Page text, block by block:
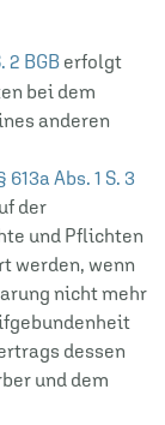
2 BGB erfolgt
bei dem
anderen
613a Abs. 1 S. 3
der
und Pflichten
werden, wenn
nicht mehr
dessen
und dem